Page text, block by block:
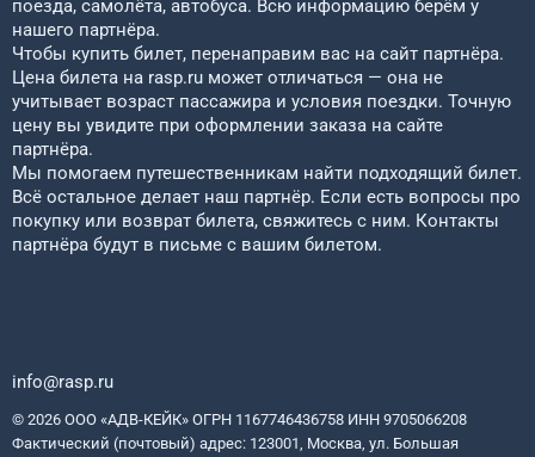
поезда, самолёта, автобуса. Всю информацию берём у
нашего партнёра.
Чтобы купить билет, перенаправим вас на сайт партнёра.
Цена билета на rasp.ru может отличаться — она не
учитывает возраст пассажира и условия поездки. Точную
цену вы увидите при оформлении заказа на сайте
партнёра.
Мы помогаем путешественникам найти подходящий билет.
Всё остальное делает наш партнёр. Если есть вопросы про
покупку или возврат билета, свяжитесь с ним. Контакты
партнёра будут в письме с вашим билетом.
info@rasp.ru
© 2026 ООО «АДВ-КЕЙК» ОГРН 1167746436758 ИНН 9705066208
Фактический (почтовый) адрес: 123001, Москва, ул. Большая